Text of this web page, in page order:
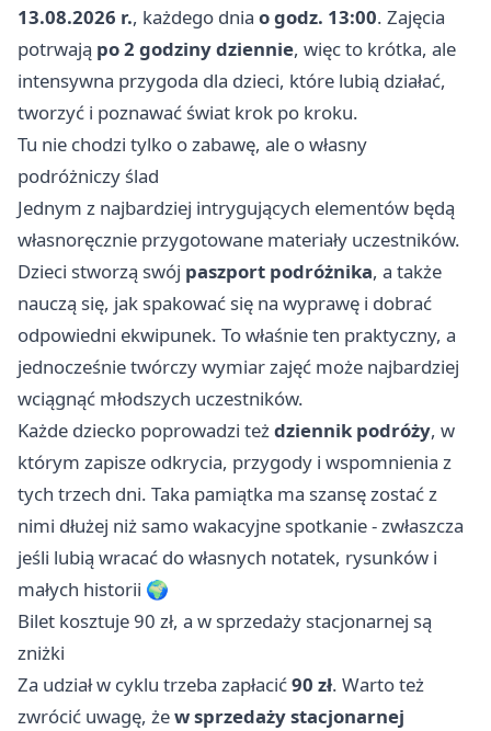
13.08.2026 r., każdego dnia o godz. 13:00. Zajęcia
potrwają po 2 godziny dziennie, więc to krótka, ale
intensywna przygoda dla dzieci, które lubią działać,
tworzyć i poznawać świat krok po kroku.
Tu nie chodzi tylko o zabawę, ale o własny
podróżniczy ślad
Jednym z najbardziej intrygujących elementów będą
własnoręcznie przygotowane materiały uczestników.
Dzieci stworzą swój paszport podróżnika, a także
nauczą się, jak spakować się na wyprawę i dobrać
odpowiedni ekwipunek. To właśnie ten praktyczny, a
jednocześnie twórczy wymiar zajęć może najbardziej
wciągnąć młodszych uczestników.
Każde dziecko poprowadzi teżdziennik podróży, w
którym zapisze odkrycia, przygody i wspomnienia z
tych trzech dni. Taka pamiątka ma szansę zostać z
nimi dłużej niż samo wakacyjne spotkanie - zwłaszcza
jeśli lubią wracać do własnych notatek, rysunków i
małych historii 🌍
Bilet kosztuje 90 zł, a w sprzedaży stacjonarnej są
zniżki
Za udział w cyklu trzeba zapłacić90 zł. Warto też
zwrócić uwagę, żew sprzedaży stacjonarnej